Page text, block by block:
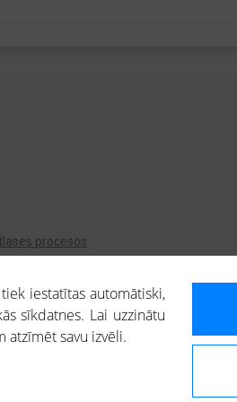
procesos
spēka. Portāla lietotājs, izmantojot portālā
iestatītas automātiski,
sīkdatnes. Lai uzzinātu
atzīmēt savu izvēli.